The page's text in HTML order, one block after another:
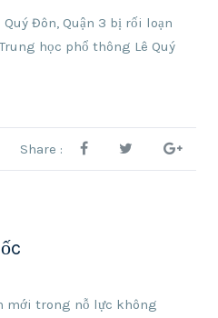
Đôn, Quận 3 bị rối loạn
học phổ thông Lê Quý
Share :
mới trong nỗ lực không